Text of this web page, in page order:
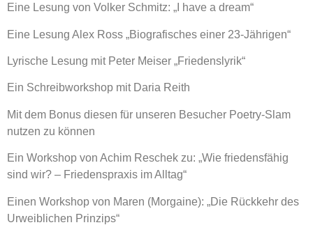
Eine Lesung von Volker Schmitz: „I have a dream“
Eine Lesung Alex Ross „Biografisches einer 23-Jährigen“
Lyrische Lesung mit Peter Meiser „Friedenslyrik“
Ein Schreibworkshop mit Daria Reith
Mit dem Bonus diesen für unseren Besucher Poetry-Slam
nutzen zu können
Ein Workshop von Achim Reschek zu: „Wie friedensfähig
sind wir? – Friedenspraxis im Alltag“
Einen Workshop von Maren (Morgaine): „Die Rückkehr des
Urweiblichen Prinzips“